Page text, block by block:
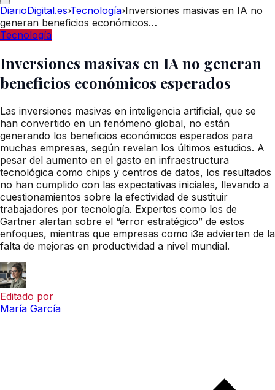
DiarioDigital.es›Tecnología›Inversiones masivas en IA no
generan beneficios económicos…
Tecnología
Inversiones masivas en IA no generan
beneficios económicos esperados
Las inversiones masivas en inteligencia artificial, que se
han convertido en un fenómeno global, no están
generando los beneficios económicos esperados para
muchas empresas, según revelan los últimos estudios. A
pesar del aumento en el gasto en infraestructura
tecnológica como chips y centros de datos, los resultados
no han cumplido con las expectativas iniciales, llevando a
cuestionamientos sobre la efectividad de sustituir
trabajadores por tecnología. Expertos como los de
Gartner alertan sobre el “error estratégico” de estos
enfoques, mientras que empresas como i3e advierten de la
falta de mejoras en productividad a nivel mundial.
Editado por
María García